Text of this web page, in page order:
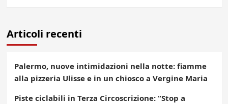
Articoli recenti
Palermo, nuove intimidazioni nella notte: fiamme
alla pizzeria Ulisse e in un chiosco a Vergine Maria
Piste ciclabili in Terza Circoscrizione: “Stop a